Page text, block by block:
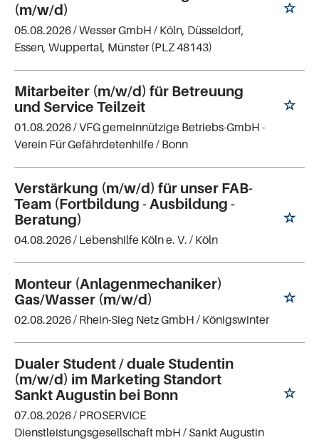
(m/w/d)
05.08.2026 /Wesser GmbH / Köln, Düsseldorf,
Essen, Wuppertal, Münster (PLZ 48143)
Mitarbeiter (m/w/d) für Betreuung
und Service Teilzeit
01.08.2026 /VFG gemeinnützige Betriebs-GmbH -
Verein Für Gefährdetenhilfe/ Bonn
Verstärkung (m/w/d) für unser FAB-
Team (Fortbildung - Ausbildung -
Beratung)
04.08.2026 / Lebenshilfe Köln e. V. / Köln
Monteur (Anlagenmechaniker)
Gas/Wasser (m/w/d)
02.08.2026 / Rhein-Sieg Netz GmbH / Königswinter
Dualer Student / duale Studentin
(m/w/d) im Marketing Standort
Sankt Augustin bei Bonn
07.08.2026 / PROSERVICE
Dienstleistungsgesellschaft mbH / Sankt Augustin